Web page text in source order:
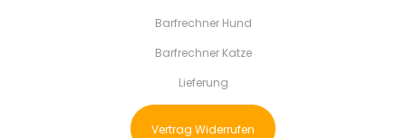
Barfrechner Hund
Barfrechner Katze
Lieferung
Vertrag Widerrufen